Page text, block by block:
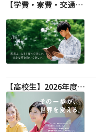
【学費・寮費・交通費給付】2027年度第71期育英生募集
【高校生】2026年度 しのはら財団 アメリカ・イギリス・カナダ英語留学奨学金